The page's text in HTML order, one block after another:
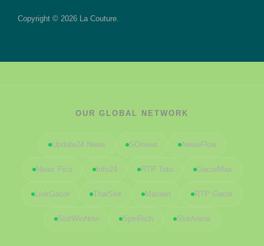
Copyright © 2026 La Couture.
OUR GLOBAL NETWORK
Update24 News SOnews NewsFlow
Newz Pics Info24 RTP Toto GacorMax
LinkGacor ThaiSlot Maxwin RTP Gacor
SlotWinNow SpinRich SlotArena